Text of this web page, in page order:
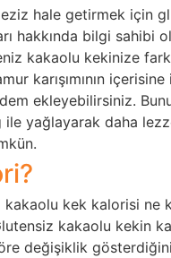
hale getirmek için
hakkında bilgi sahibi
kakaolu kekinize
karışımının içerisine
ekleyebilirsiniz.
ile yağlayarak daha
kakaolu kek kalorisi ne
kakaolu kekin
değişiklik